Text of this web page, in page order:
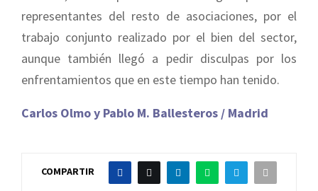
representantes del resto de asociaciones, por el
trabajo conjunto realizado por el bien del sector,
aunque también llegó a pedir disculpas por los
enfrentamientos que en este tiempo han tenido.
Carlos Olmo y Pablo M. Ballesteros / Madrid
COMPARTIR